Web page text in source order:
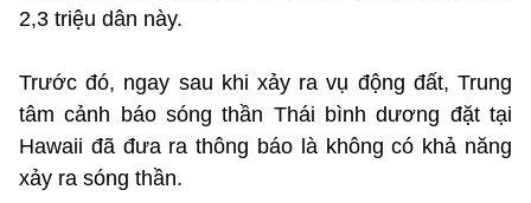
2,3 triệu dân này.
Trước đó, ngay sau khi xảy ra vụ động đất, Trung
tâm cảnh báo sóng thần Thái bình dương đặt tại
Hawaii đã đưa ra thông báo là không có khả năng
xảy ra sóng thần.